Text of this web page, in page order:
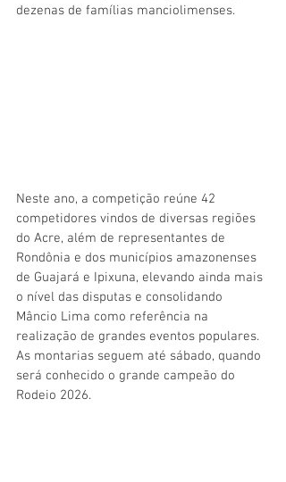
dezenas de famílias manciolimenses.
Neste ano, a competição reúne 42
competidores vindos de diversas regiões
do Acre, além de representantes de
Rondônia e dos municípios amazonenses
de Guajará e Ipixuna, elevando ainda mais
o nível das disputas e consolidando
Mâncio Lima como referência na
realização de grandes eventos populares.
As montarias seguem até sábado, quando
será conhecido o grande campeão do
Rodeio 2026.